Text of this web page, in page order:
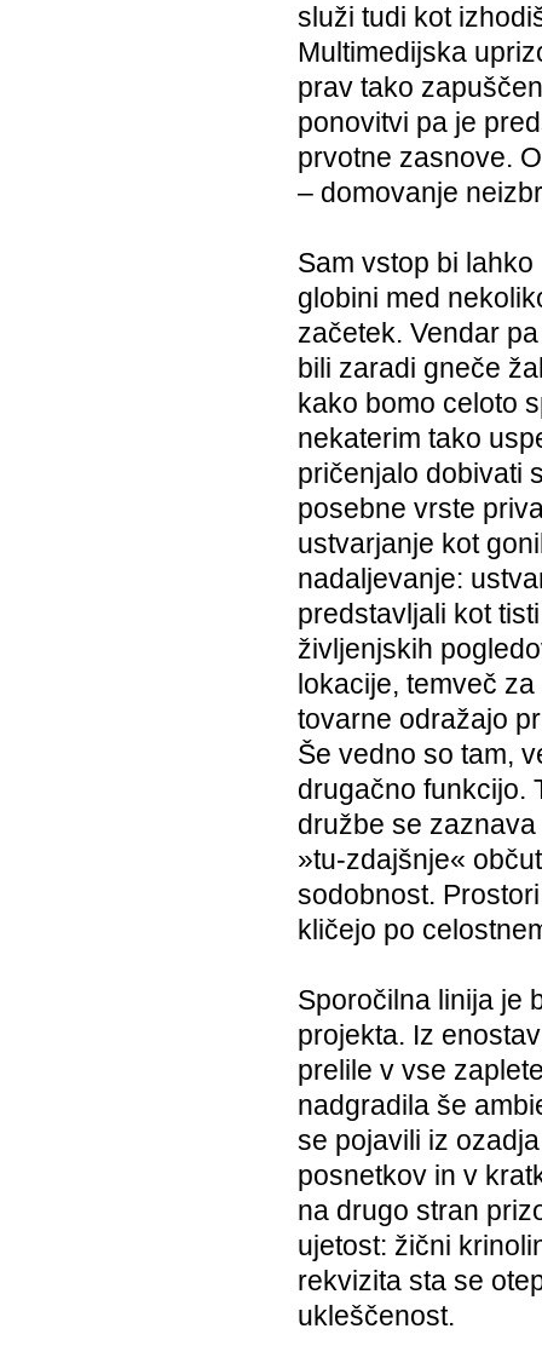
služi tudi kot
Multimedijska
prav tako
ponovitvi pa je
prvotne zasnove.
– domovanje
Sam vstop bi
globini med
začetek. Vendar
bili zaradi gneče
kako bomo celoto
nekaterim tako
pričenjalo dobivati
posebne vrste
ustvarjanje kot
nadaljevanje:
predstavljali kot
življenjskih
lokacije, temveč
tovarne odražajo
Še vedno so tam,
drugačno funkcijo.
družbe se
»tu-zdajšnje«
sodobnost.
kličejo po
Sporočilna linija je
projekta. Iz
prelile v vse
nadgradila še
se pojavili iz
posnetkov in v
na drugo stran
ujetost: žični
rekvizita sta se
ukleščenost.